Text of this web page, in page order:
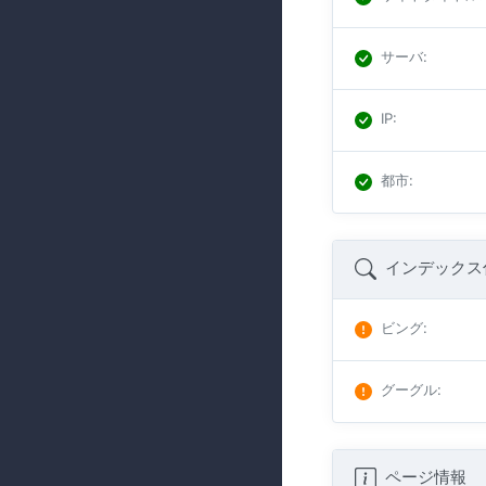
サーバ:
IP:
都市:
インデック
ビング:
グーグル:
ページ情報